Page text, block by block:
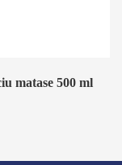
matase 500 ml